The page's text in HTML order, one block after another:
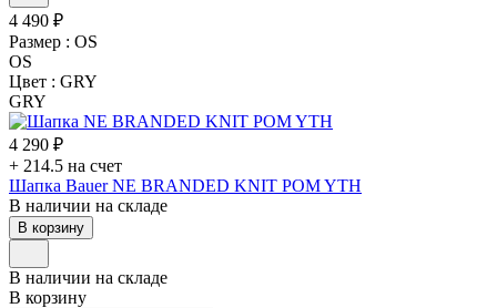
4 490 ₽
Размер : OS
OS
Цвет : GRY
GRY
4 290 ₽
+ 214.5 на счет
Шапка Bauer NE BRANDED KNIT POM YTH
В наличии на складе
В корзину
В наличии на складе
В корзину